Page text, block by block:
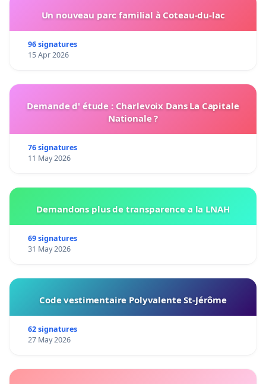
Un nouveau parc familial à Coteau-du-lac
96 signatures
15 Apr 2026
Demande d' étude : Charlevoix Dans La Capitale
Nationale ?
76 signatures
11 May 2026
Demandons plus de transparence a la LNAH
69 signatures
31 May 2026
Code vestimentaire Polyvalente St-Jérôme
62 signatures
27 May 2026